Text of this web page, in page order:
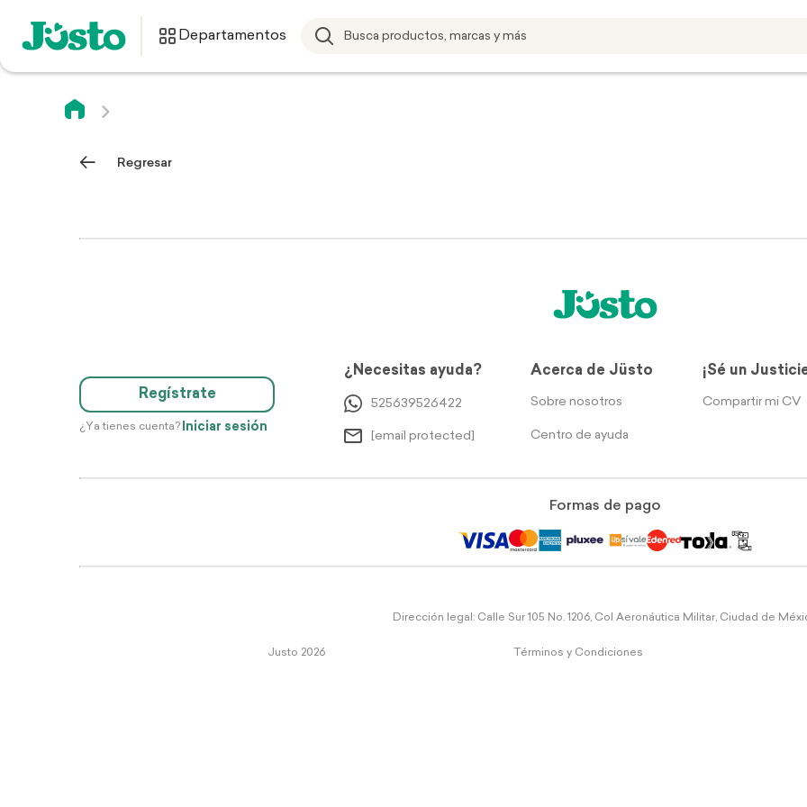
Departamentos
Regresar
Regístrate
¿Ya tienes cuenta? Iniciar sesión
¿Necesitas ayuda?
525639526422
[email protected]
Acerca de Jüsto
Sobre nosotros
Centro de ayuda
¡Sé un
Compartir mi CV
Formas de pago
Dirección legal: Calle Sur 105 No. 1206, Col Aeronáutica Militar, Ciudad de
Justo 2026 Términos y Condiciones